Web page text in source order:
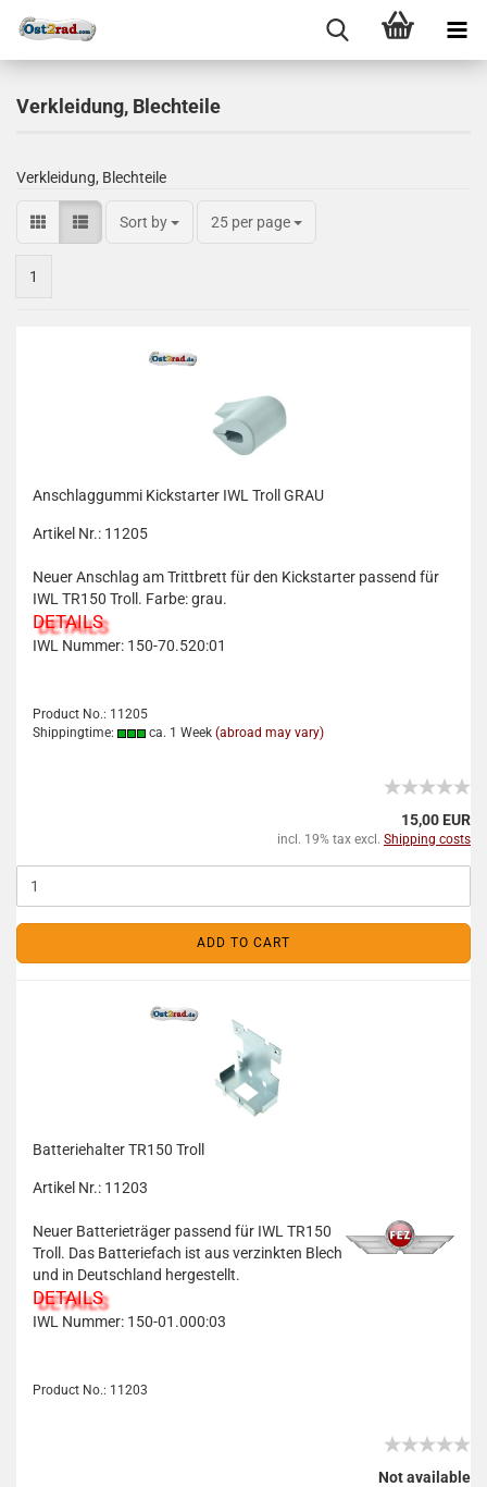
Verkleidung, Blechteile
Verkleidung, Blechteile
Sort by 25 per page
1
Anschlaggummi Kickstarter IWL Troll GRAU
Artikel Nr.: 11205
Neuer Anschlag am Trittbrett für den Kickstarter passend für
IWL TR150 Troll. Farbe: grau.
DETAILS
IWL Nummer: 150-70.520:01
Product No.: 11205
Shippingtime:
ca. 1 Week (abroad may vary)
15,00 EUR
incl. 19% tax excl. Shipping costs
ADD TO CART
Batteriehalter TR150 Troll
Artikel Nr.: 11203
Neuer Batterieträger passend für IWL TR150
Troll. Das Batteriefach ist aus verzinkten Blech
und in Deutschland hergestellt.
DETAILS
IWL Nummer: 150-01.000:03
Product No.: 11203
Not available